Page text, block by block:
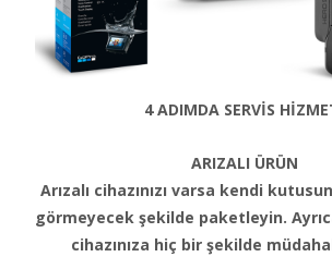
4 ADIMDA SERVİS
ARIZALI ÜRÜN
Arızalı cihazınızı varsa kendi
görmeyecek şekilde paketleyin.
cihazınıza hiç bir şekilde